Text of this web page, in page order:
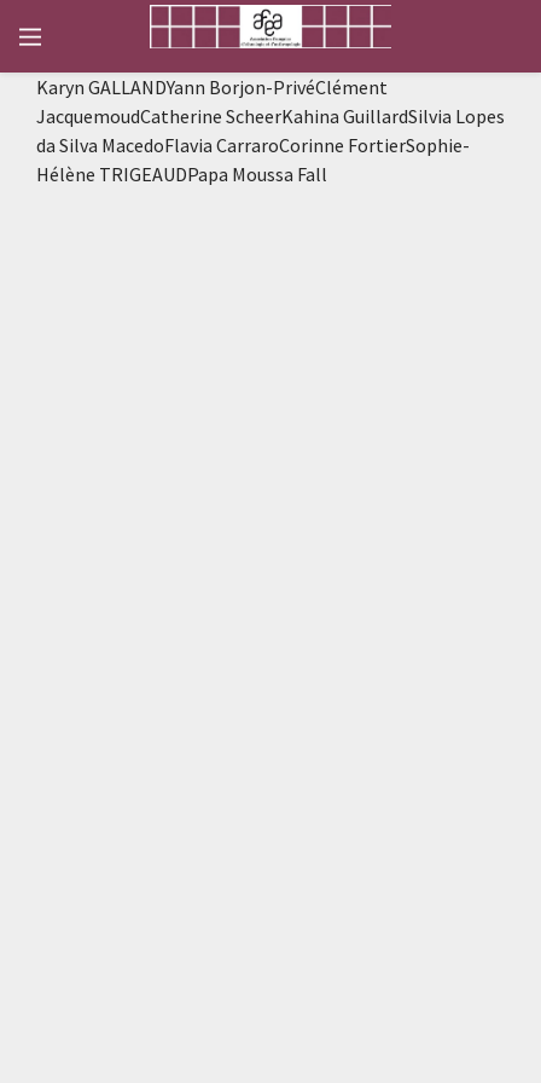
Karyn GALLANDYann Borjon-PrivéClément
JacquemoudCatherine ScheerKahina GuillardSilvia Lopes
da Silva MacedoFlavia CarraroCorinne FortierSophie-
Hélène TRIGEAUDPapa Moussa Fall